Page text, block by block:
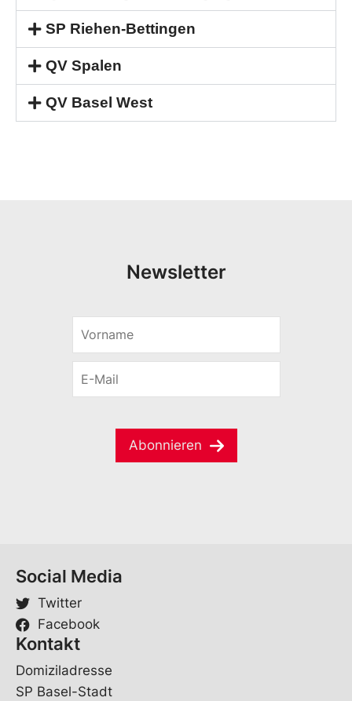
SP Riehen-Bettingen
QV Spalen
QV Basel West
Newsletter
r
M
E
M
i
l
Abonnieren
Social Media
Twitter
Facebook
Kontakt
Domiziladresse
SP Basel-Stadt